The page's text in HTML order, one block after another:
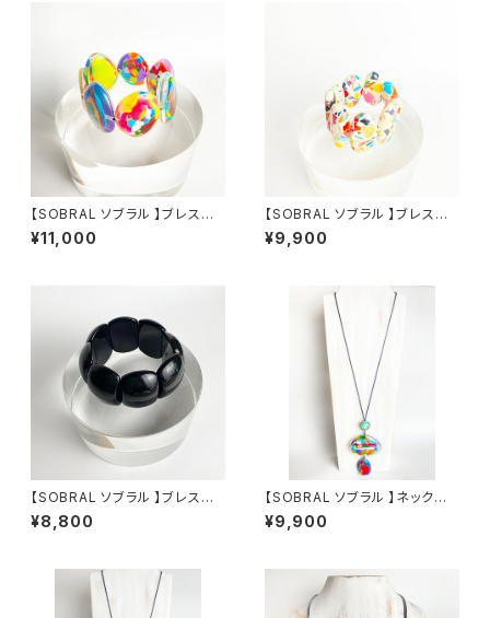
【SOBRAL ソブラル 】ブレスレッ
ト PULSEIRA NEBULA NUAG
E ②
¥11,000
【SOBRAL ソブラル 】ブレスレッ
ト PULSEIRA ONDA CAILLO
U MARFIM
¥9,900
【SOBRAL ソブラル 】ブレスレッ
ト PULSEIRA RJ PRETO
¥8,800
【SOBRAL ソブラル 】ネックレ
ス CO IDEIA NUAGE ③
¥9,900